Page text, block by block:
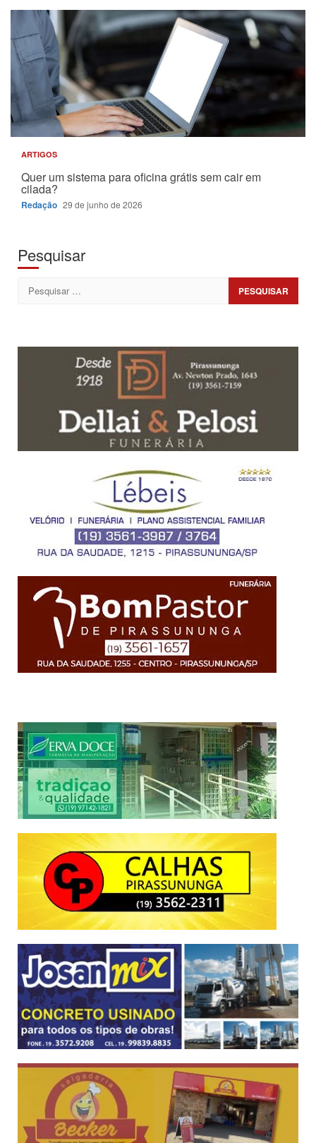
ARTIGOS
Quer um sistema para oficina grátis sem cair em
cilada?
Redação 29 de junho de 2026
Pesquisar
Pesquisar